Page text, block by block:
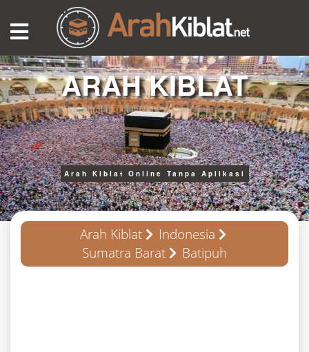
ARAH KIBLAT
Arah Kiblat Online Tanpa Aplikasi
Arah Kiblat
Indonesia
Sumatra Barat
Batipuh